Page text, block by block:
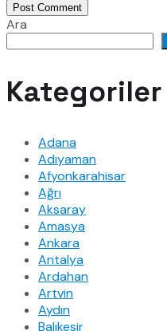
Post Comment
Ara
Kategoriler
Adana
Adıyaman
Afyonkarahisar
Ağrı
Aksaray
Amasya
Ankara
Antalya
Ardahan
Artvin
Aydın
Balıkesir